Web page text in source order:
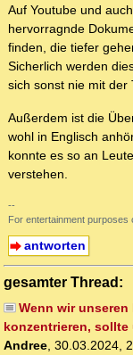
Auf Youtube und
hervorragnde
finden, die tiefer
Sicherlich werden
sich sonst nie mit der
Außerdem ist die
wohl in Englisch
konnte es so an
verstehen.
--
For entertainment purposes
antworten
gesamter Thread:
Wenn wir
konzentrieren,
Andree, 30.03.2024,